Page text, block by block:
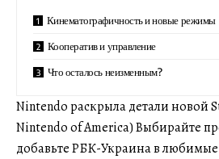
Кинематографичность и новые режимы
Кооператив и управление
Что осталось неизменным?
Nintendo раскрыла детали новой
Nintendo of America) Выбирайте
добавьте РБК-Украина в